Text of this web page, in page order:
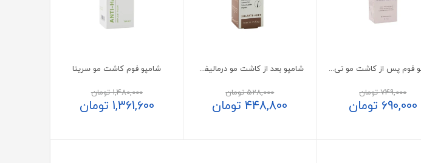
شامپو فوم پس از کاشت مو تی پلاس پرایم
749,000تومان
690,000 تومان
شامپو بعد از کاشت مو درمالیفت مدل ویتا پلنت
528,000تومان
448,800تومان
شامپو فوم کاشت مو سریتا
1,480,000تومان
1,361,600 تومان